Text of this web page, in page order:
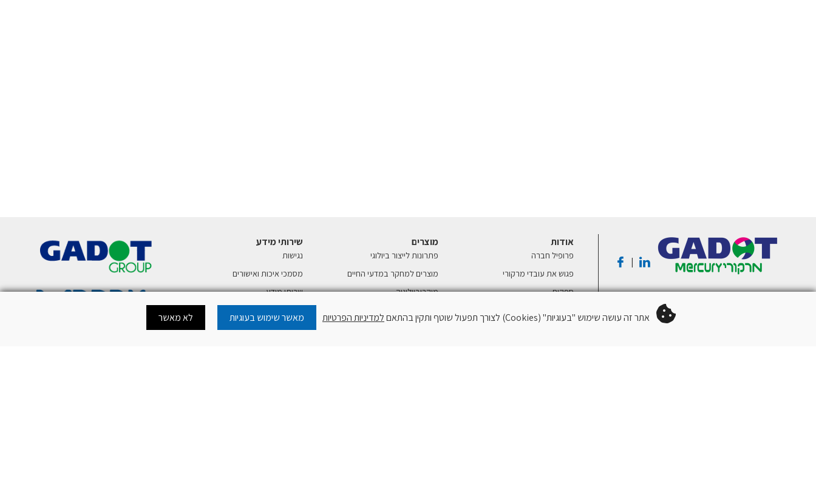
|
אודות
פרופיל חברה
פגוש את עובדי מרקורי
ספקים
מוצרים
פתרונות לייצור ביולוגי
מוצרים למחקר במדעי החיים
מיקרוביולוגיה
שירותי מידע
נגישות
מסמכי איכות ואישורים
שרותי מידע
MSDS
אתר זה עושה שימוש "בעוגיות" (Cookies) לצורך תפעול שוטף ותקין בהתאם למדיניות הפרטיות מאשר שימוש בעוגיות לא מאשר